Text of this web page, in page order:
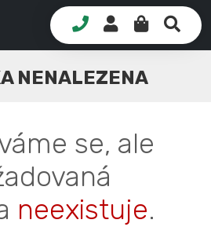
NENALEZENA
se, ale
neexistuje.